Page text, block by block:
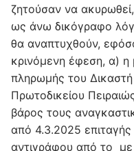
ζητούσαν να
ως άνω δικόγραφο
θα αναπτυχθούν,
κρινόμενη έφεση, α)
πληρωμής του
Πρωτοδικείου
βάρος τους
από 4.3.2025
αντιγράφου από το με